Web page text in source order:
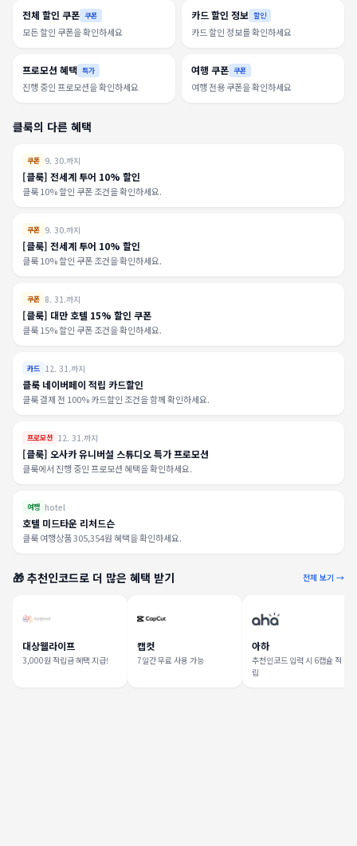
전체 할인 쿠폰 쿠폰
모든 할인 쿠폰을 확인하세요
카드 할인 정보 할인
카드 할인 정보를 확인하세요
프로모션 혜택 특가
진행 중인 프로모션을 확인하세요
여행 쿠폰 쿠폰
여행 전용 쿠폰을 확인하세요
클룩의 다른 혜택
쿠폰 9. 30.까지
[클룩] 전세계 투어 10% 할인
클룩 10% 할인 쿠폰 조건을 확인하세요.
쿠폰 9. 30.까지
[클룩] 전세계 투어 10% 할인
클룩 10% 할인 쿠폰 조건을 확인하세요.
쿠폰 8. 31.까지
[클룩] 대만 호텔 15% 할인 쿠폰
클룩 15% 할인 쿠폰 조건을 확인하세요.
카드 12. 31.까지
클룩 네이버페이 적립 카드할인
클룩 결제 전 100% 카드할인 조건을 함께 확인하세요.
프로모션 12. 31.까지
[클룩] 오사카 유니버설 스튜디오 특가 프로모션
클룩에서 진행 중인 프로모션 혜택을 확인하세요.
여행 hotel
호텔 미드타운 리처드슨
클룩 여행상품 305,354원 혜택을 확인하세요.
🎁 추천인코드로 더 많은 혜택 받기 전체 보기 →
대상웰라이프
3,000원 적립금 혜택 지급!
캡컷
7일간 무료 사용 가능
아하
추천인코드 입력 시 6캡슐 적
립